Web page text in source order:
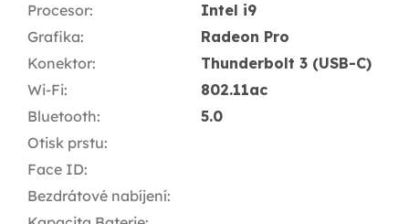
Procesor:
Intel i9
Grafika:
Radeon Pro
Konektor:
Thunderbolt 3 (USB-C)
Wi-Fi:
802.11ac
Bluetooth:
5.0
Otisk prstu:
Face ID:
Bezdrátové nabíjení: